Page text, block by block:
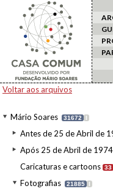
Voltar aos arquivos
Mário Soares 31672 I
Antes de 25 de Abril de
Após 25 de Abril de 1974
Caricaturas e cartoons 33
Fotografias 21885 I